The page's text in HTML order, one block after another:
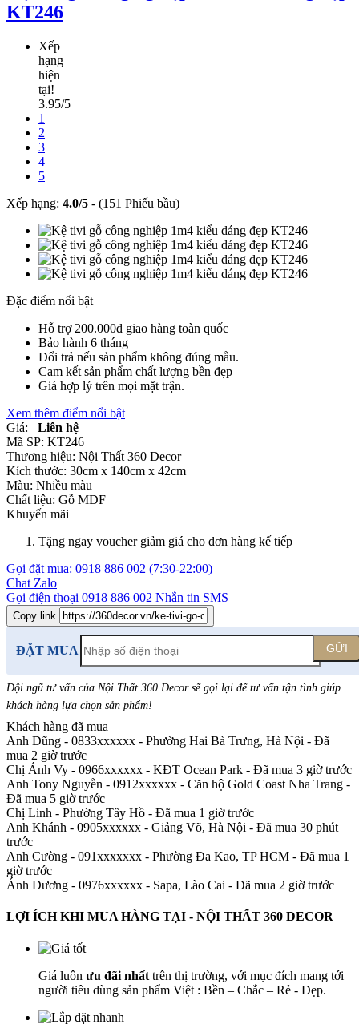
KT246
Xếp
hạng
hiện
tại!
3.95/5
1
2
3
4
5
Xếp hạng: 4.0/5 - (151 Phiếu bầu)
Đặc điểm nổi bật
Hỗ trợ 200.000đ giao hàng toàn quốc
Bảo hành 6 tháng
Đổi trả nếu sản phẩm không đúng mẫu.
Cam kết sản phẩm chất lượng bền đẹp
Giá hợp lý trên mọi mặt trận.
Xem thêm điểm nổi bật
Giá:
Liên hệ
Mã SP: KT246
Thương hiệu: Nội Thất 360 Decor
Kích thước: 30cm x 140cm x 42cm
Màu: Nhiều màu
Chất liệu: Gỗ MDF
Khuyến mãi
Tặng ngay voucher giảm giá cho đơn hàng kế tiếp
Gọi đặt mua: 0918 886 002 (7:30-22:00)
Chat Zalo
Gọi điện thoại 0918 886 002 Nhắn tin SMS
Copy link
ĐẶT MUA GỬI
Đội ngũ tư vấn của Nội Thất 360 Decor sẽ gọi lại để tư vấn tận tình giúp
khách hàng lựa chọn sản phẩm!
Khách hàng đã mua
Anh Dũng - 0833xxxxxx - Phường Hai Bà Trưng, Hà Nội - Đã
mua 2 giờ trước
Chị Ánh Vy - 0966xxxxxx - KĐT Ocean Park - Đã mua 3 giờ trước
Anh Tony Nguyễn - 0912xxxxxx - Căn hộ Gold Coast Nha Trang -
Đã mua 5 giờ trước
Chị Linh - Phường Tây Hồ - Đã mua 1 giờ trước
Anh Khánh - 0905xxxxxx - Giảng Võ, Hà Nội - Đã mua 30 phút
trước
Anh Cường - 091xxxxxxx - Phường Đa Kao, TP HCM - Đã mua 1
giờ trước
Ánh Dương - 0976xxxxxx - Sapa, Lào Cai - Đã mua 2 giờ trước
LỢI ÍCH KHI MUA HÀNG TẠI - NỘI THẤT 360 DECOR
Giá luôn ưu đãi nhất trên thị trường, với mục đích mang tới
người tiêu dùng sản phẩm Việt : Bền – Chắc – Rẻ - Đẹp.